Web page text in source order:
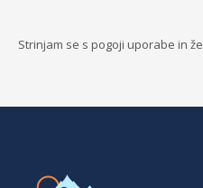
Strinjam se s pogoji uporabe in